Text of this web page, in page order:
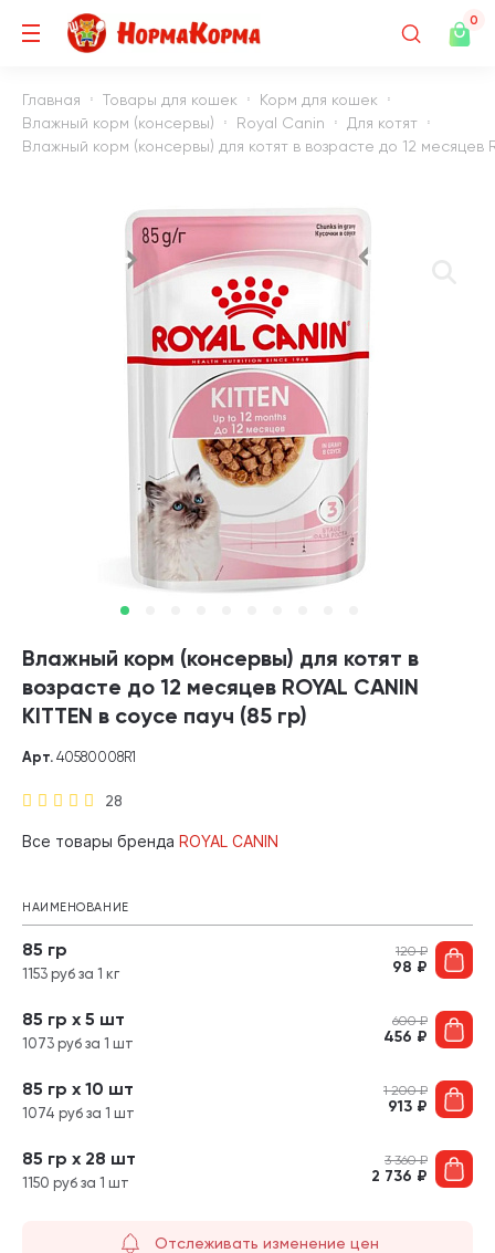
0
Главная Товары для кошек
Корм для кошек
Влажный корм (консервы)
Royal Canin
Для котят
Влажный корм (консервы) для котят в возрасте до 12 месяцев
Влажный корм (консервы) для котят в
возрасте до 12 месяцев ROYAL CANIN
KITTEN в соусе пауч (85 гр)
28
Арт. 40580008R1
Все товары бренда ROYAL CANIN
НАИМЕНОВАНИЕ
85 гр
1153 руб за 1 кг
120₽
98 ₽
85 гр х 5 шт
1073 руб за 1 шт
600₽
456 ₽
85 гр х 10 шт
1074 руб за 1 шт
1 200₽
913 ₽
85 гр х 28 шт
1150 руб за 1 шт
3 360₽
2 736 ₽
Отслеживать изменение цен